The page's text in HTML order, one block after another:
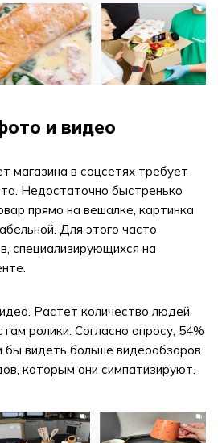
и видео
магазина в соцсетях требует
Недостаточно быстренько
прямо на вешалке, картинка
Для этого часто
специализирующихся на
Растет количество людей,
ролики. Согласно опросу, 54%
бы видеть больше видеообзоров
которым они симпатизируют.